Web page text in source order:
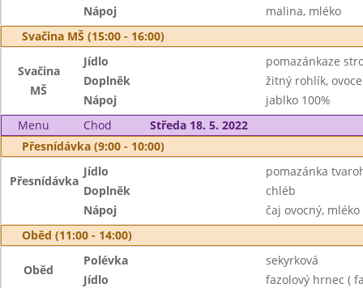
Nápoj
malina, mléko
Svačina MŠ (15:00 - 16:00)
Svačina
MŠ
Jídlo
pomazánkaze
Doplněk
žitný rohlík, ovoce
Nápoj
jablko 100%
Menu
Chod
Středa 18. 5. 2022
Přesnídávka (9:00 - 10:00)
Přesnídávka
Jídlo
pomazánka
Doplněk
chléb
Nápoj
čaj ovocný, mléko
Oběd (11:00 - 14:00)
Oběd
Polévka
sekyrková
Jídlo
fazolový hrnec (